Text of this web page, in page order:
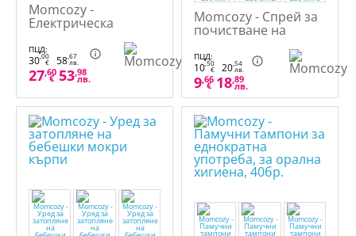
Momcozy -
Електрическа
бебешка пила за
нокти
ПЦД:
30,00
€ 58,67
лв.
27,60
€ 53,98
лв.
Momcozy - Спрей за
почистване на
мл.
ПЦД:
10,50
€ 20,54
лв.
9,66
€ 18,89
лв.